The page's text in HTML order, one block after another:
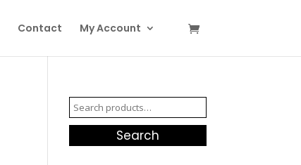
Contact My Account
Search
for:
Search